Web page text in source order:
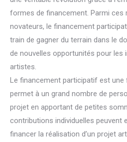
formes de financement. Parmi ces
novateurs, le financement
train de gagner du terrain dans le
de nouvelles opportunités pour les
artistes.
Le financement participatif est
permet à un grand nombre de
projet en apportant de petites
contributions individuelles peuvent
financer la réalisation d’un projet